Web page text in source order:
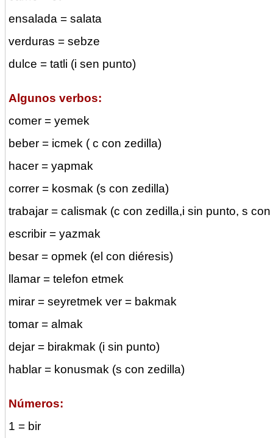
ensalada = salata
verduras = sebze
dulce = tatli (i sen punto)
Algunos verbos:
comer = yemek
beber = icmek ( c con zedilla)
hacer = yapmak
correr = kosmak (s con zedilla)
trabajar = calismak (c con zedilla,i sin punto, s
escribir = yazmak
besar = opmek (el con diéresis)
llamar = telefon etmek
mirar = seyretmek ver = bakmak
tomar = almak
dejar = birakmak (i sin punto)
hablar = konusmak (s con zedilla)
Números:
1 = bir